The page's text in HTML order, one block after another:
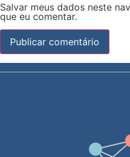
Salvar meus dados neste
que eu comentar.